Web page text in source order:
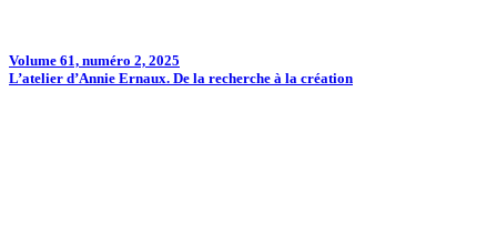
Volume 61, numéro 2, 2025
L’atelier d’Annie Ernaux. De la recherche à la création